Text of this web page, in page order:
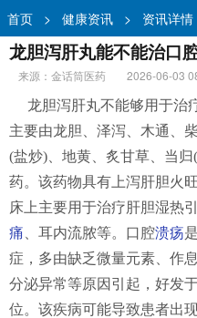
首页 > 健康资讯 > 资讯详情
龙胆泻肝丸能不能治口
来源：金话筒医药
2026-06-03
龙胆泻肝丸不能够用于治
主要由龙胆、泽泻、木通、
(盐炒)、地黄、炙甘草、当
药。该药物具有上泻肝胆火
床上主要用于治疗肝胆湿热
痛 、耳内流脓等。口腔溃疡
症，多由缺乏微量元素、作
分泌异常等原因引起，好发
位。该疾病可能导致患者出